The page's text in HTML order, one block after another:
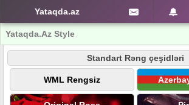
Yataqda.az
Yataqda.Az Style
Standart Rəng çeşidləri
WML Rengsiz